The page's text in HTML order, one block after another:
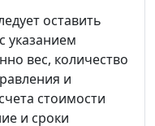
оставить
указанием
вес, количество
и
стоимости
и сроки